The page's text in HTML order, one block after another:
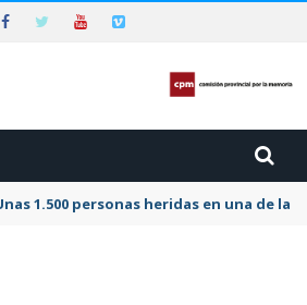
nuevos ingresos al hogar de día